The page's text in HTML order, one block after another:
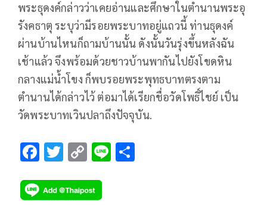
พระธุดงค์กล่าวว่าเคยอ่านและศึกษาในตำนานพระอุ
รังคธาตุ ระบุว่ามีรอยพระบาทอยู่แถวนี้ ท่านธุดงค์
ผ่านบ้านไหนก็ถามบ้านนั้น ดังนั้นวันรุ่งขึ้นหลังฉัน
เช้าแล้ว จึงพร้อมด้วยชาวบ้านพากันไปยังโขดหิน
กลางแม่น้ำโขง ก็พบรอยพระพุทธบาทตรงตาม
ตำนานได้กล่าวไว้ ต่อมาได้เรียกชื่อวัดโพธิ์ไชย์ เป็น
วัดพระบาทเวินปลาถึงปัจจุบัน.
F
e
T
tt
C
p
Li